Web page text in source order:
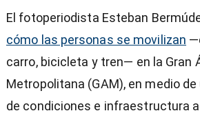
El fotoperiodista Esteban
cómo las personas se movilizan
carro, bicicleta y tren— en la Gran
Metropolitana (GAM), en medio
de condiciones e infraestructura